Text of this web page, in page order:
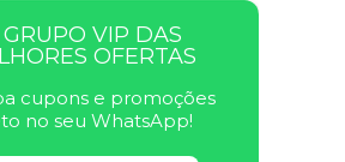
GRUPO VIP DAS
OFERTAS
cupons e promoções
no seu WhatsApp!